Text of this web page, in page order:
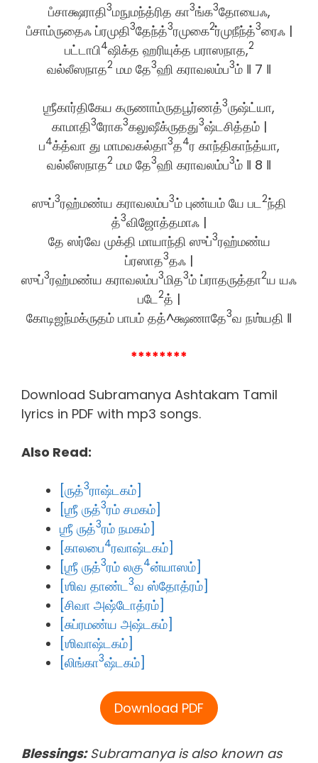
பஂசாக்ஷராதி3மநுமந்த்ரித கா3ங்க3தோயைஃ,
பஂசாம்ருதைஃ ப்ரமுதி3தேந்த்3ரமுகை2ர்முநீந்த்3ரைஃ |
பட்டாபி4ஷிக்த ஹரியுக்த பராஸநாத,2
வல்லீஸநாத2 மம தே3ஹி கராவலம்ப3ம் ‖ 7 ‖
ஶ்ரீகார்திகேய கருணாம்ருதபூர்ணத்3ருஷ்ட்யா,
காமாதி3ரோக3கலுஷீக்ருதது3ஷ்டசித்தம் |
ப4க்த்வா து மாமவகல்தா3த4ர காந்திகாந்த்யா,
வல்லீஸநாத2 மம தே3ஹி கராவலம்ப3ம் ‖ 8 ‖
ஸுப்3ரஹ்மண்ய கராவலம்ப3ம் புண்யம் யே பட2ந்தி
த்3விஜோத்தமாஃ |
தே ஸர்வே முக்தி மாயாந்தி ஸுப்3ரஹ்மண்ய
ப்ரஸாத3தஃ |
ஸுப்3ரஹ்மண்ய கராவலம்ப3மித3ம் ப்ராதருத்தா2ய யஃ
படே2த் |
கோடிஜந்மக்ருதம் பாபம் தத்^க்ஷணாதே3வ நஶ்யதி ‖
********
Download Subramanya Ashtakam Tamil
lyrics in PDF with mp3 songs.
Also Read:
[ருத்3ராஷ்டகம்]
[ஶ்ரீ ருத்3ரம் சமகம்]
ஶ்ரீ ருத்3ரம் நமகம்]
[காலபை4ரவாஷ்டகம்]
[ஶ்ரீ ருத்3ரம் லகு4ன்யாஸம்]
[ஶிவ தாண்ட3வ ஸ்தோத்ரம்]
[சிவா அஷ்டோத்ரம்]
[சுப்ரமண்ய அஷ்டகம்]
[ஶிவாஷ்டகம்]
[லிங்கா3ஷ்டகம்]
Download PDF
Blessings:Subramanya is also known as